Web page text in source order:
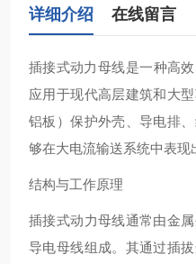
详细介绍 在线留言
插接式动力母线‌是一种高
应用于现代高层建筑和大
铝板）保护外壳、导电排
够在大电流输送系统中表现
结构与工作原理
插接式动力母线通常由金
导电母线组成。其通过插